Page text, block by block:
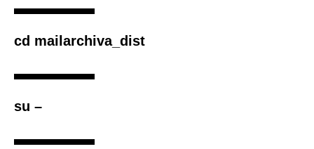
cd mailarchiva_dist
su –